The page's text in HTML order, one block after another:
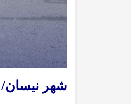
شهر نيسان/